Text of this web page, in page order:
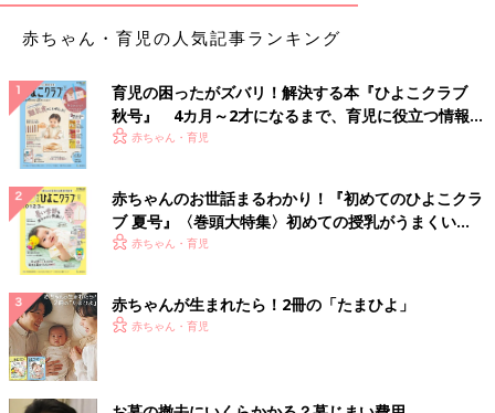
赤ちゃん・育児の人気記事ランキング
育児の困ったがズバリ！解決する本『ひよこクラブ
秋号』 4カ月～2才になるまで、育児に役立つ情報が
いっぱい！
赤ちゃん・育児
赤ちゃんのお世話まるわかり！『初めてのひよこクラ
ブ 夏号』〈巻頭大特集〉初めての授乳がうまくい
く！ おっぱい・ミルクの基本と夏のトラブル 解決テ
赤ちゃん・育児
赤ちゃんが生まれたら！2冊の「たまひよ」
赤ちゃん・育児